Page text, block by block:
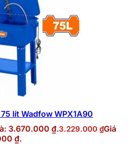
lít Wadfow WPX1A90
3.670.000 ₫.3.229.000 ₫Giá
₫.